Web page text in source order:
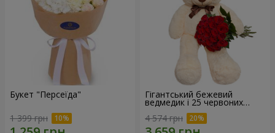
Букет "Персеїда"
1 399 грн
Гігантський бежевий
ведмедик і 25 червоних
троянд
4 574 грн